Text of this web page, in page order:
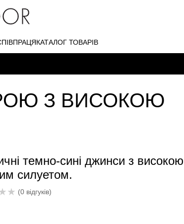
КАТАЛОГ ТОВАРІВ
З ВИСОКОЮ
темно-сині джинси з
силуетом.
★ (0 відгуків)